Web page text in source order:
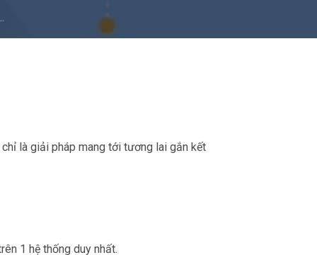
là giải pháp mang tới tương lai gắn kết
1 hệ thống duy nhất.